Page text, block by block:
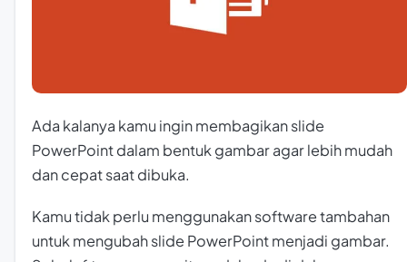
Ada kalanya kamu ingin membagikan slide
PowerPoint dalam bentuk gambar agar lebih mudah
dan cepat saat dibuka.
Kamu tidak perlu menggunakan software tambahan
untuk mengubah slide PowerPoint menjadi gambar.